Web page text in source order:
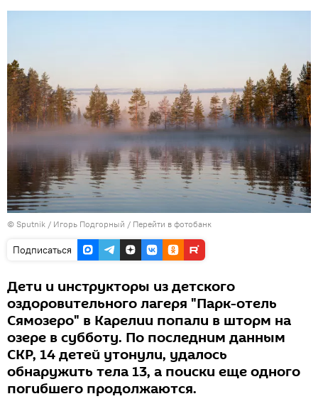
© Sputnik / Игорь Подгорный / Перейти в фотобанк
Подписаться
Дети и инструкторы из детского
оздоровительного лагеря "Парк-отель
Сямозеро" в Карелии попали в шторм на
озере в субботу. По последним данным
СКР, 14 детей утонули, удалось
обнаружить тела 13, а поиски еще одного
погибшего продолжаются.